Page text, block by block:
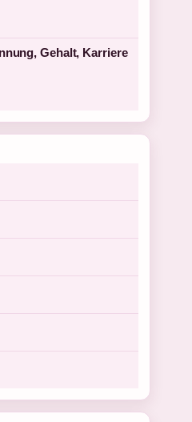
Gehalt, Karriere